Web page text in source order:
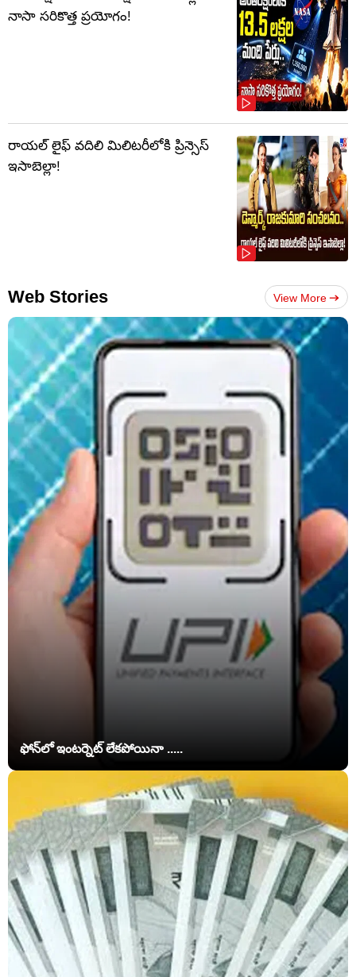
నాసా సరికొత్త ప్రయోగం!
రాయల్ లైఫ్ వదిలి మిలిటరీలోకి ప్రిన్సెస్
ఇసాబెల్లా!
Web Stories View More
ఫోన్‌లో ఇంటర్నెట్ లేకపోయినా .....